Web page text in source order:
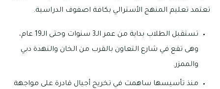
تعتمد تعليم المنهج الأسترالي بكافة اصفوف الدراسية.
تستقبل الطلاب بداية من عمر الـ3 سنوات وحتى الـ19 عام،
وهى تقع في شارع التعاون بالقرب من الخان والنهدة دبي
والممزر.
منذ تأسيسها ساهمت في تخريج أجيال قادرة على مواجهة